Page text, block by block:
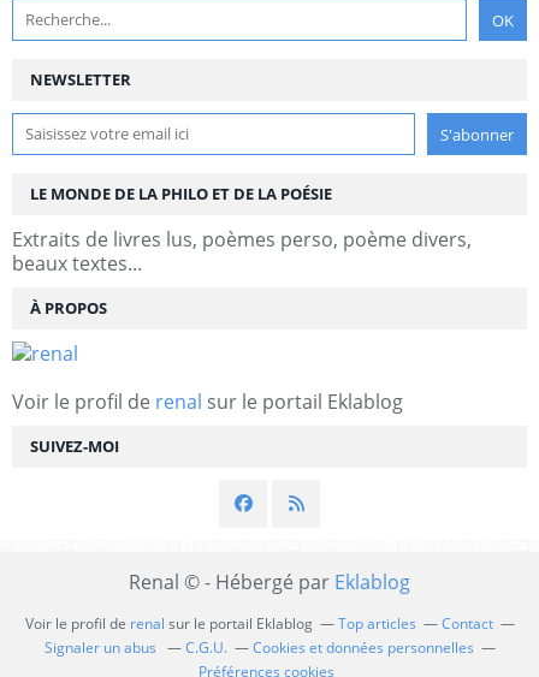
NEWSLETTER
SUIVEZ-MOI
LE MONDE DE LA PHILO ET DE LA POÉSIE
Extraits de livres lus, poèmes perso, poème divers,
beaux textes...
À PROPOS
Voir le profil de renal sur le portail Eklablog
Renal © - Hébergé par Eklablog
Voir le profil de renal sur le portail Eklablog Top articles
Contact
Signaler un abus
C.G.U.
Cookies et données personnelles
Préférences cookies